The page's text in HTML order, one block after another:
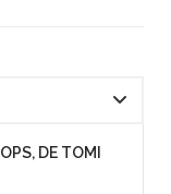
DE TOMI